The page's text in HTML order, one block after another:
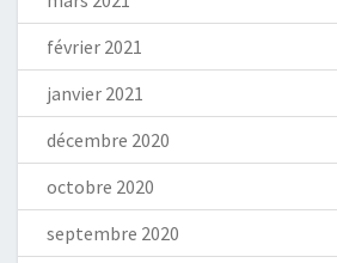
février 2021
janvier 2021
décembre 2020
octobre 2020
septembre 2020